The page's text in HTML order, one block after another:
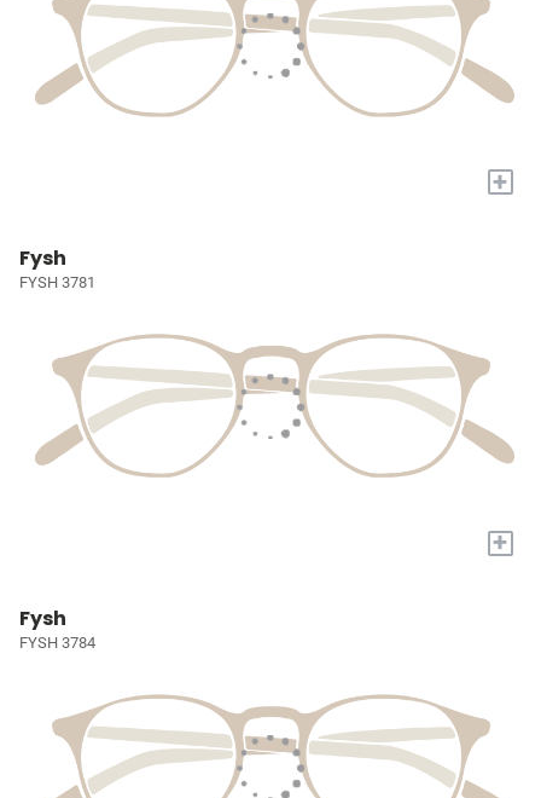
+
Fysh
FYSH 3781
+
Fysh
FYSH 3784